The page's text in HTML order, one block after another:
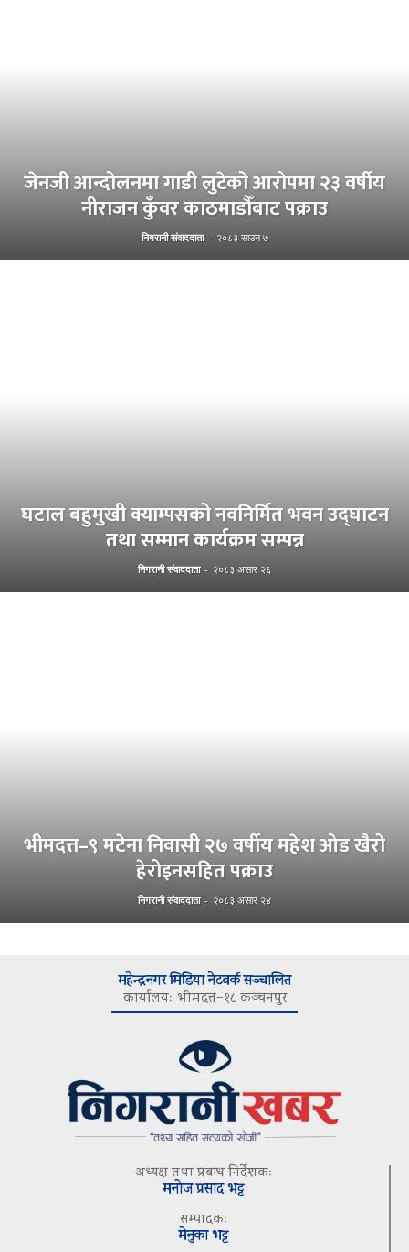
जेनजी आन्दोलनमा गाडी लुटेको आरोपमा २३ वर्षीय
नीराजन कुँवर काठमाडौँबाट पक्राउ
निगरानी संवाददाता - २०८३ साउन ७
घटाल बहुमुखी क्याम्पसको नवनिर्मित भवन उद्घाटन
तथा सम्मान कार्यक्रम सम्पन्न
निगरानी संवाददाता - २०८३ असार २६
भीमदत्त–९ मटेना निवासी २७ वर्षीय महेश ओड खैरो
हेरोइनसहित पक्राउ
निगरानी संवाददाता - २०८३ असार २४
महेन्द्रनगर मिडिया नेटवर्क सञ्चालित
कार्यालयः भीमदत्त–१८ कञ्चनपुर
अध्यक्ष तथा प्रबन्ध निर्देशकः
मनोज प्रसाद भट्ट
सम्पादकः
मेनुका भट्ट